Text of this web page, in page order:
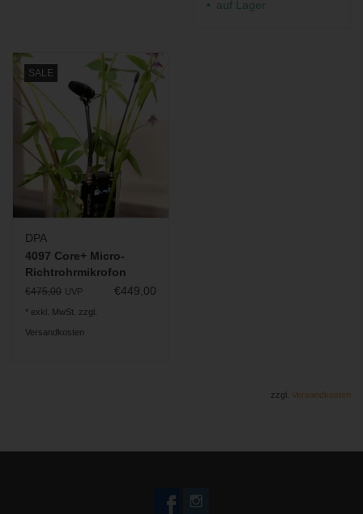
auf Lager
SALE
DPA
4097 Core+ Micro-
Richtrohrmikrofon
€475,00 UVP €449,00
* exkl. MwSt. zzgl.
Versandkosten
zzgl. Versandkosten